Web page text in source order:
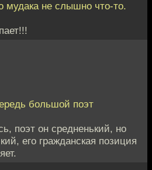
мудака не слышно что-то.
большой поэт
поэт он средненький, но
его гражданская позиция